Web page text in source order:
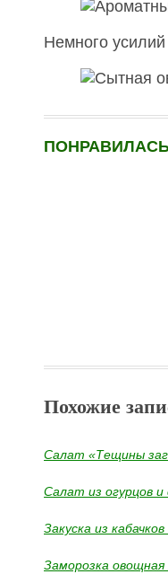
Немного усилий
Похожие
Салат «Тещины
Салат из огурцов и
Закуска из
Заморозка овощная